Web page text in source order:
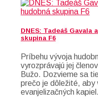
DNES: Tadeáš Gavala
skupina F6
Príbehu vývoja
vyrozprávajú jej
Bužo. Dozvieme sa
prečo je dôležité, aby
evanjelizačných kapiel.